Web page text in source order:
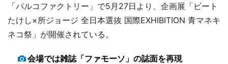
「パルコファクトリー」で5月27日より、企画展「ビート
たけし×所ジョージ 全日本選抜 国際EXHIBITION 青マネキ
ネコ祭」が開催されている。
会場では雑誌「ファモーソ」の誌面を再現